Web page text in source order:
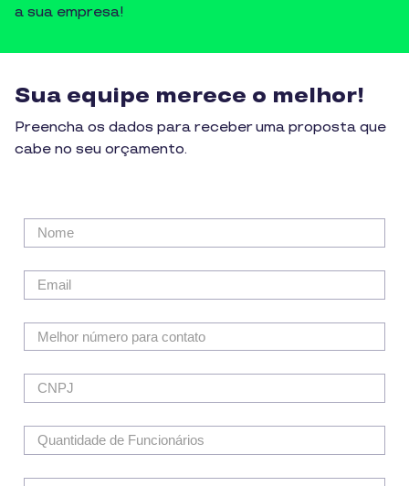
a sua empresa!
Sua equipe merece o melhor!
Preencha os dados para receber uma proposta que
cabe no seu orçamento.